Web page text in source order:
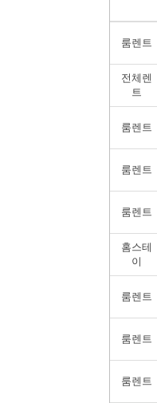
룸렌트
전체렌
트
룸렌트
룸렌트
룸렌트
홈스테
이
룸렌트
룸렌트
룸렌트